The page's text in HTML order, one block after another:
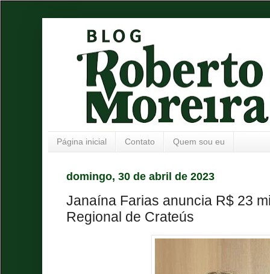
Página inicial Contato Quem sou eu
domingo, 30 de abril de 2023
Janaína Farias anuncia R$ 23
Regional de Crateús